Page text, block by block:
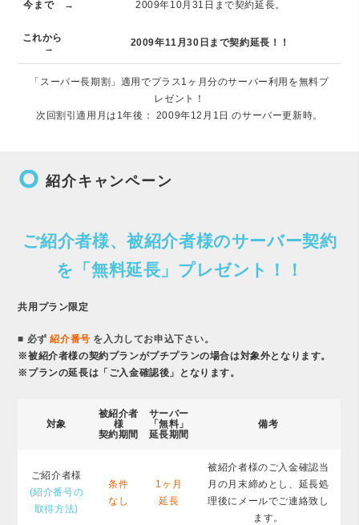
今まで → 2009年10月31日まで契約延長。
これから
→
2009年11月30日まで契約延長！！
「スーパー長期割」適用でプラス1ヶ月分のサーバー利用を無料プ
レゼント！
次回割引適用月は1年後： 2009年12月1日 のサーバー更新時。
trip_origin 紹介キャンペーン
ご紹介者様、被紹介者様のサーバー契約
を「無料延長」プレゼント！！
共用プラン限定
■ 必ず 紹介番号 を入力してお申込下さい。
※被紹介者様の契約プランがプチプランの場合は対象外となります。
※プランの延長は「ご入金確認後」となります。
対象
被紹介者
様
契約期間
サーバー
「無料」
延長期間
備考
ご紹介者様
(紹介番号の
取得方法)
条件
なし
1ヶ月
延長
被紹介者様のご入金確認当
月の月末締めとし、延長処
理後にメールでご連絡致し
ます。